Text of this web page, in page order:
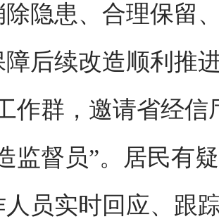
除隐患、合理保留
续改造顺利推进
作群，邀请省经
监督员”。居民有
员实时回应、跟